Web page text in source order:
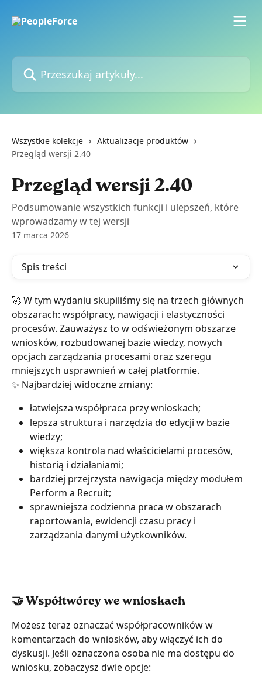
Przeszukaj artykuły...
Wszystkie kolekcje
Aktualizacje produktów
Przegląd wersji 2.40
Przegląd wersji 2.40
Podsumowanie wszystkich funkcji i ulepszeń, które
wprowadzamy w tej wersji
17 marca 2026
Spis treści
🚀 W tym wydaniu skupiliśmy się na trzech głównych
obszarach: współpracy, nawigacji i elastyczności
procesów. Zauważysz to w odświeżonym obszarze
wniosków, rozbudowanej bazie wiedzy, nowych
opcjach zarządzania procesami oraz szeregu
mniejszych usprawnień w całej platformie.
✨ Najbardziej widoczne zmiany:
łatwiejsza współpraca przy wnioskach;
lepsza struktura i narzędzia do edycji w bazie
wiedzy;
większa kontrola nad właścicielami procesów,
historią i działaniami;
bardziej przejrzysta nawigacja między modułem
Perform a Recruit;
sprawniejsza codzienna praca w obszarach
raportowania, ewidencji czasu pracy i
zarządzania danymi użytkowników.
🤝 Współtwórcy we wnioskach
Możesz teraz oznaczać współpracowników w
komentarzach do wniosków, aby włączyć ich do
dyskusji. Jeśli oznaczona osoba nie ma dostępu do
wniosku, zobaczysz dwie opcje: